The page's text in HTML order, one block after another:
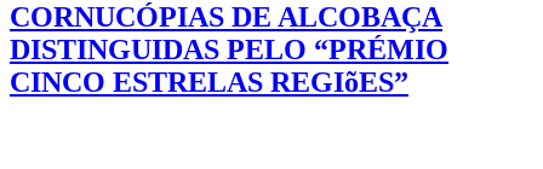
CORNUCÓPIAS DE ALCOBAÇA
DISTINGUIDAS PELO “PRÉMIO
CINCO ESTRELAS REGIõES”